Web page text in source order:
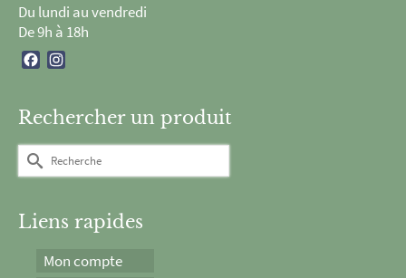
Du lundi au vendredi
De 9h à 18h
Facebook
Rechercher un produit
Rechercher :
Liens rapides
Mon compte